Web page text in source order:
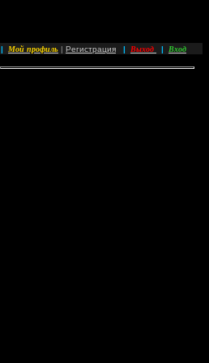
| Мой профиль | Регистрация | Выход | Вход